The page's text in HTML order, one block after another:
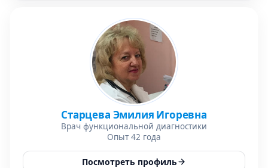
Старцева Эмилия Игоревна
Врач функциональной диагностики
Опыт 42 года
Посмотреть профиль